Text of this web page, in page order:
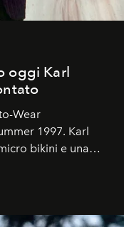
oggi Karl
Wear
1997. Karl
bikini e una
Trent'anni dopo,
che abbiamo.